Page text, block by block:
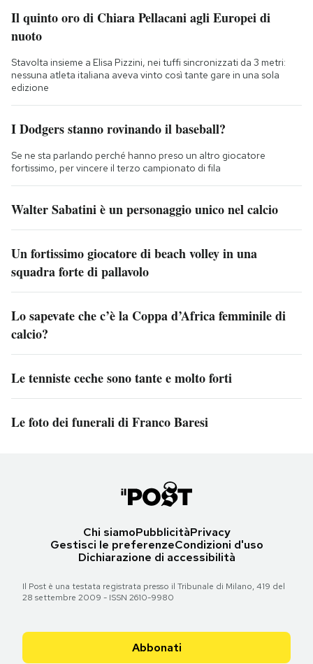
Il quinto oro di Chiara Pellacani agli Europei di
nuoto
Stavolta insieme a Elisa Pizzini, nei tuffi sincronizzati da 3 metri:
nessuna atleta italiana aveva vinto così tante gare in una sola
edizione
I Dodgers stanno rovinando il baseball?
Se ne sta parlando perché hanno preso un altro giocatore
fortissimo, per vincere il terzo campionato di fila
Walter Sabatini è un personaggio unico nel calcio
Un fortissimo giocatore di beach volley in una
squadra forte di pallavolo
Lo sapevate che c’è la Coppa d’Africa femminile di
calcio?
Le tenniste ceche sono tante e molto forti
Le foto dei funerali di Franco Baresi
Chi siamoPubblicitàPrivacy
Gestisci le preferenzeCondizioni d'uso
Dichiarazione di accessibilità
Il Post è una testata registrata presso il Tribunale di Milano, 419 del
28 settembre 2009 - ISSN 2610-9980
Abbonati